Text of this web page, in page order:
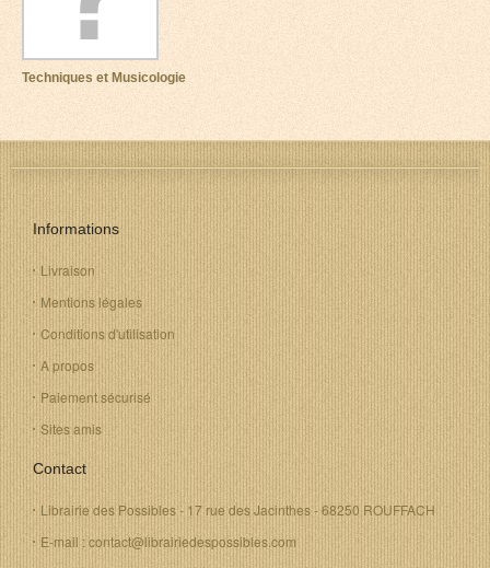
Techniques et Musicologie
Informations
Livraison
Mentions légales
Conditions d'utilisation
A propos
Paiement sécurisé
Sites amis
Contact
Librairie des Possibles - 17 rue des Jacinthes - 68250 ROUFFACH
E-mail : contact@librairiedespossibles.com